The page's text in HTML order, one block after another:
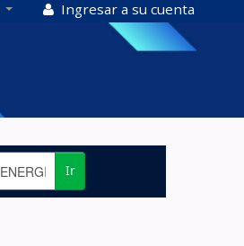
Ingresar a su cuenta
Ir